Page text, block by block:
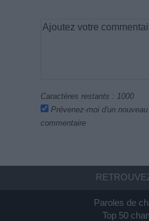
Caractères restants : 1000
Prévenez-moi d'un nouveau
commentaire
Paroles de
Top 50